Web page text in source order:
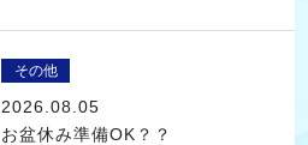
その他
2026.08.05
お盆休み準備OK？？